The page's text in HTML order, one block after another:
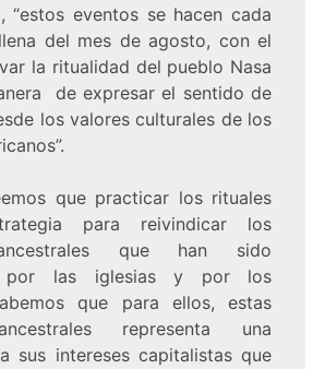
“estos eventos se hacen cada
del mes de agosto, con el
la ritualidad del pueblo Nasa
de expresar el sentido de
los valores culturales de los
que practicar los rituales
para reivindicar los
que han sido
por las iglesias y por los
que para ellos, estas
representa una
sus intereses capitalistas que